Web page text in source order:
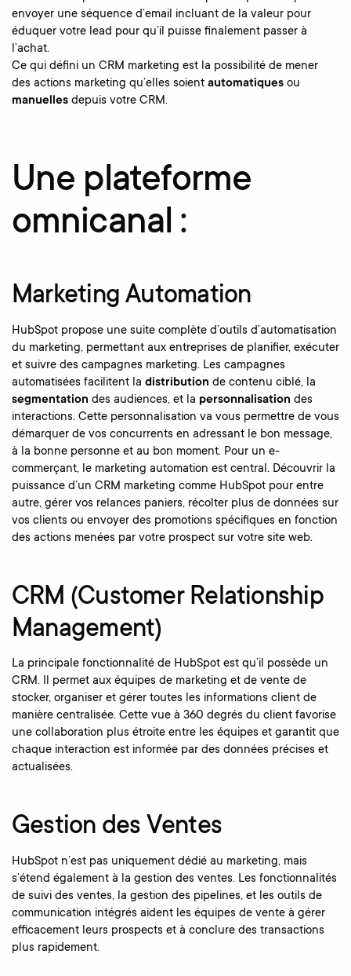
envoyer une séquence d’email incluant de la valeur pour
éduquer votre lead pour qu’il puisse finalement passer à
l’achat.
Ce qui défini un CRM marketing est la possibilité de mener
des actions marketing qu’elles soient automatiques ou
manuelles depuis votre CRM.
Une plateforme
omnicanal :
Marketing Automation
HubSpot propose une suite complète d’outils d’automatisation
du marketing, permettant aux entreprises de planifier, exécuter
et suivre des campagnes marketing. Les campagnes
automatisées facilitent la distribution de contenu ciblé, la
segmentation des audiences, et la personnalisation des
interactions. Cette personnalisation va vous permettre de vous
démarquer de vos concurrents en adressant le bon message,
à la bonne personne et au bon moment. Pour un e-
commerçant, le marketing automation est central. Découvrir la
puissance d’un CRM marketing comme HubSpot pour entre
autre, gérer vos relances paniers, récolter plus de données sur
vos clients ou envoyer des promotions spécifiques en fonction
des actions menées par votre prospect sur votre site web.
CRM (Customer Relationship
Management)
La principale fonctionnalité de HubSpot est qu’il possède un
CRM. Il permet aux équipes de marketing et de vente de
stocker, organiser et gérer toutes les informations client de
manière centralisée. Cette vue à 360 degrés du client favorise
une collaboration plus étroite entre les équipes et garantit que
chaque interaction est informée par des données précises et
actualisées.
Gestion des Ventes
HubSpot n’est pas uniquement dédié au marketing, mais
s’étend également à la gestion des ventes. Les fonctionnalités
de suivi des ventes, la gestion des pipelines, et les outils de
communication intégrés aident les équipes de vente à gérer
efficacement leurs prospects et à conclure des transactions
plus rapidement.